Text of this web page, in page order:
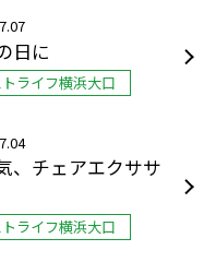
日に
ライフ横浜大口
、チェアエクササ
ライフ横浜大口